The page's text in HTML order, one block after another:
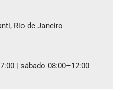
Rio de Janeiro
| sábado 08:00–12:00